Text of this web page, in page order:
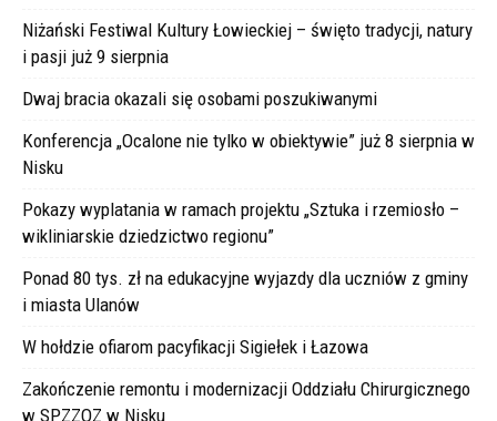
Niżański Festiwal Kultury Łowieckiej – święto tradycji, natury
i pasji już 9 sierpnia
Dwaj bracia okazali się osobami poszukiwanymi
Konferencja „Ocalone nie tylko w obiektywie” już 8 sierpnia w
Nisku
Pokazy wyplatania w ramach projektu „Sztuka i rzemiosło –
wikliniarskie dziedzictwo regionu”
Ponad 80 tys. zł na edukacyjne wyjazdy dla uczniów z gminy
i miasta Ulanów
W hołdzie ofiarom pacyfikacji Sigiełek i Łazowa
Zakończenie remontu i modernizacji Oddziału Chirurgicznego
w SPZZOZ w Nisku